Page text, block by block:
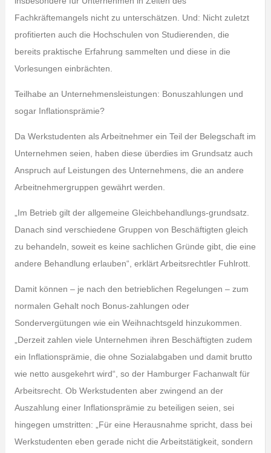
Fachkräftemangels nicht zu unterschätzen. Und: Nicht zuletzt
profitierten auch die Hochschulen von Studierenden, die
bereits praktische Erfahrung sammelten und diese in die
Vorlesungen einbrächten.
Teilhabe an Unternehmensleistungen: Bonuszahlungen und
sogar Inflationsprämie?
Da Werkstudenten als Arbeitnehmer ein Teil der Belegschaft im
Unternehmen seien, haben diese überdies im Grundsatz auch
Anspruch auf Leistungen des Unternehmens, die an andere
Arbeitnehmergruppen gewährt werden.
„Im Betrieb gilt der allgemeine Gleichbehandlungs-grundsatz.
Danach sind verschiedene Gruppen von Beschäftigten gleich
zu behandeln, soweit es keine sachlichen Gründe gibt, die eine
andere Behandlung erlauben“, erklärt Arbeitsrechtler Fuhlrott.
Damit können – je nach den betrieblichen Regelungen – zum
normalen Gehalt noch Bonus-zahlungen oder
Sondervergütungen wie ein Weihnachtsgeld hinzukommen.
„Derzeit zahlen viele Unternehmen ihren Beschäftigten zudem
ein Inflationsprämie, die ohne Sozialabgaben und damit brutto
wie netto ausgekehrt wird“, so der Hamburger Fachanwalt für
Arbeitsrecht. Ob Werkstudenten aber zwingend an der
Auszahlung einer Inflationsprämie zu beteiligen seien, sei
hingegen umstritten: „Für eine Herausnahme spricht, dass bei
Werkstudenten eben gerade nicht die Arbeitstätigkeit, sondern